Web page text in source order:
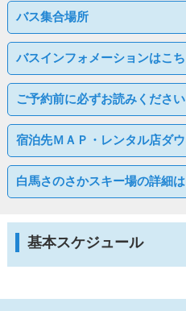
バス集合場所
バスインフォメーションはこ
ご予約前に必ずお読みください
宿泊先ＭＡＰ・レンタル店ダ
白馬さのさかスキー場の詳細
基本スケジュール